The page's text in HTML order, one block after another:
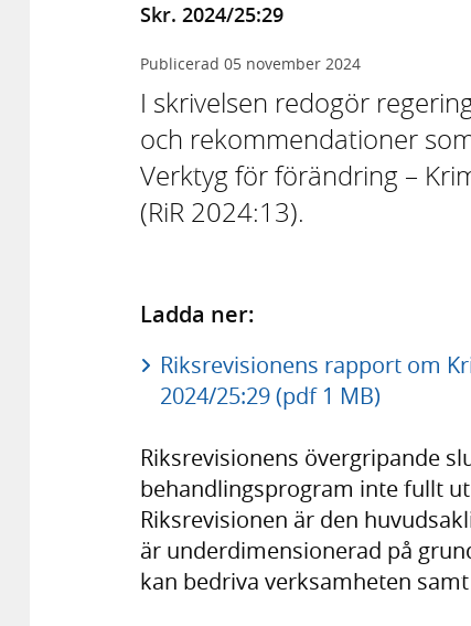
Skr. 2024/25:29
Publicerad 05 november 2024
I skrivelsen redogör
och rekommendationer
Verktyg för förändring –
(RiR 2024:13).
Ladda ner:
Riksrevisionens rapport om
2024/25:29 (pdf 1 MB)
Riksrevisionens övergripande
behandlingsprogram inte fullt
Riksrevisionen är den
är underdimensionerad på
kan bedriva verksamheten